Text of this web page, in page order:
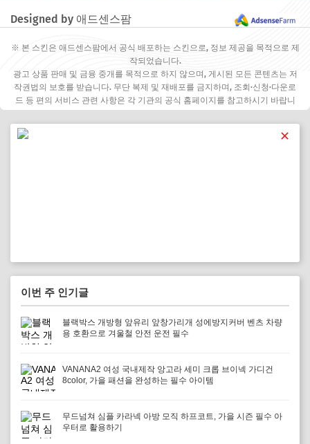
Designed by 애드센스팜
※ 본 스킨은 애드센스팜에서 공식 배포하는 스킨으로, 정보 제공을 목적으로 제
작되었습니다.
광고 상품 판매 및 금융 중개를 목적으로 하지 않으며, 게시된 모든 콘텐츠는 저
작권법의 보호를 받습니다. 무단 복제 및 재배포를 금지하며, 조회·신청·다운로
드 등 편의 서비스 관련 사항은 각 기관의 공식 홈페이지를 참고하시기 바랍니
✕
이번 주 인기글
블랙박스 개방형 앞유리 앞창가리개 성에방지커버 벤츠 차량
용 호환으로 겨울철 안전 운전 필수
VANANA2 여성 국내제작 앙고라 세미 크롭 브이넥 가디건
8color, 가을 패션을 완성하는 필수 아이템
무드넘쳐 심플 카라넥 아방 모직 하프코트, 가을 시즌 필수 아
우터로 활용하기